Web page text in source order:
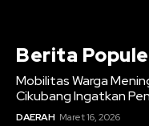
Berita
Mobilitas Warga
Cikubang Ingatkan
DAERAH Maret 16, 2026